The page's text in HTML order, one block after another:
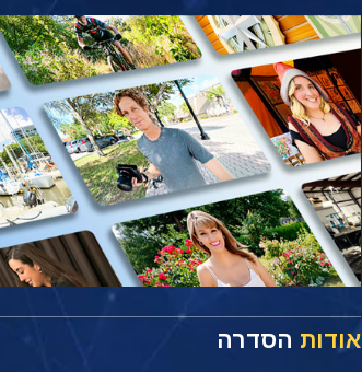
אודות הסדרה